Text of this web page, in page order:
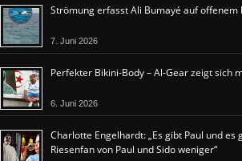
Strömung erfasst Ali Bumayé auf
7. Juni 2026
Perfekter Bikini-Body – Al-Gear zeigt sich
6. Juni 2026
Charlotte Engelhardt: „Es gibt Paul und es
Riesenfan von Paul und Sido weniger“